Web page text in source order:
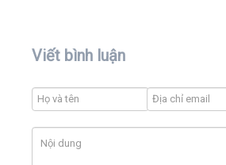
Viết bình luận